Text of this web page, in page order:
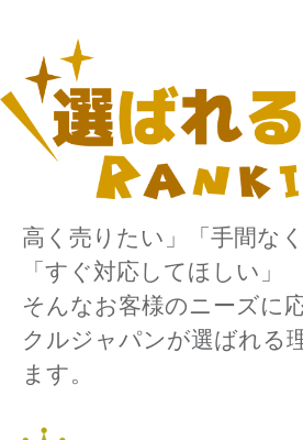
高く売りたい」「手間な
「すぐ対応してほしい」
そんなお客様のニーズに
クルジャパンが選ばれる
ます。